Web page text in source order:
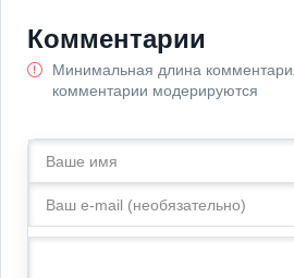
Комментарии
Минимальная длина
комментарии модерируются